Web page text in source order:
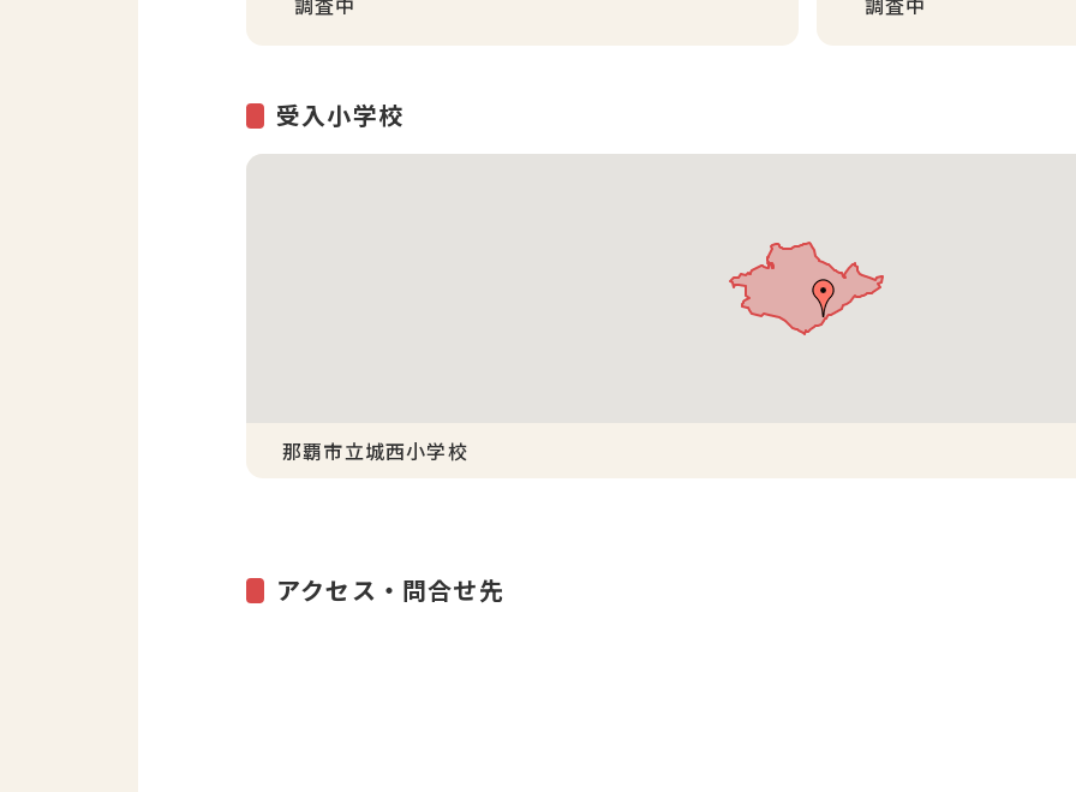
受入小学校
那覇市立城西小学校
アクセス・問合せ先